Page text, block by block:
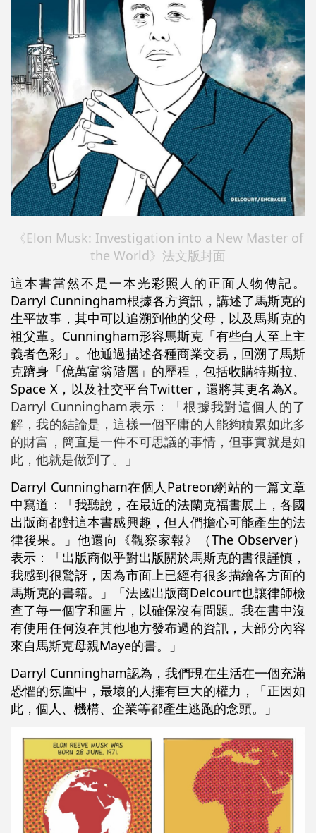
《Elon Musk: Investigation into a New Master of
the World》法文版封面
這本書當然不是一本光彩照人的正面人物傳記。
Darryl Cunningham根據各方資訊，講述了馬斯克的
生平故事，其中可以追溯到他的父母，以及馬斯克的
祖父輩。Cunningham形容馬斯克「有些白人至上主
義者色彩」。他通過描述各種商業交易，回溯了馬斯
克躋身「億萬富翁階層」的歷程，包括收購特斯拉、
Space X，以及社交平台Twitter，還將其更名為X。
Darryl Cunningham表示：「根據我對這個人的了
解，我的結論是，這樣一個平庸的人能夠積累如此多
的財富，簡直是一件不可思議的事情，但事實就是如
此，他就是做到了。」
Darryl Cunningham在個人Patreon網站的一篇文章
中寫道：「我聽說，在最近的法蘭克福書展上，各國
出版商都對這本書感興趣，但人們擔心可能產生的法
律後果。」他還向《觀察家報》（The Observer）
表示：「出版商似乎對出版關於馬斯克的書很謹慎，
我感到很驚訝，因為市面上已經有很多描繪各方面的
馬斯克的書籍。」「法國出版商Delcourt也讓律師檢
查了每一個字和圖片，以確保沒有問題。我在書中沒
有使用任何沒在其他地方發布過的資訊，大部分內容
來自馬斯克母親Maye的書。」
Darryl Cunningham認為，我們現在生活在一個充滿
恐懼的氛圍中，最壞的人擁有巨大的權力，「正因如
此，個人、機構、企業等都產生逃跑的念頭。」